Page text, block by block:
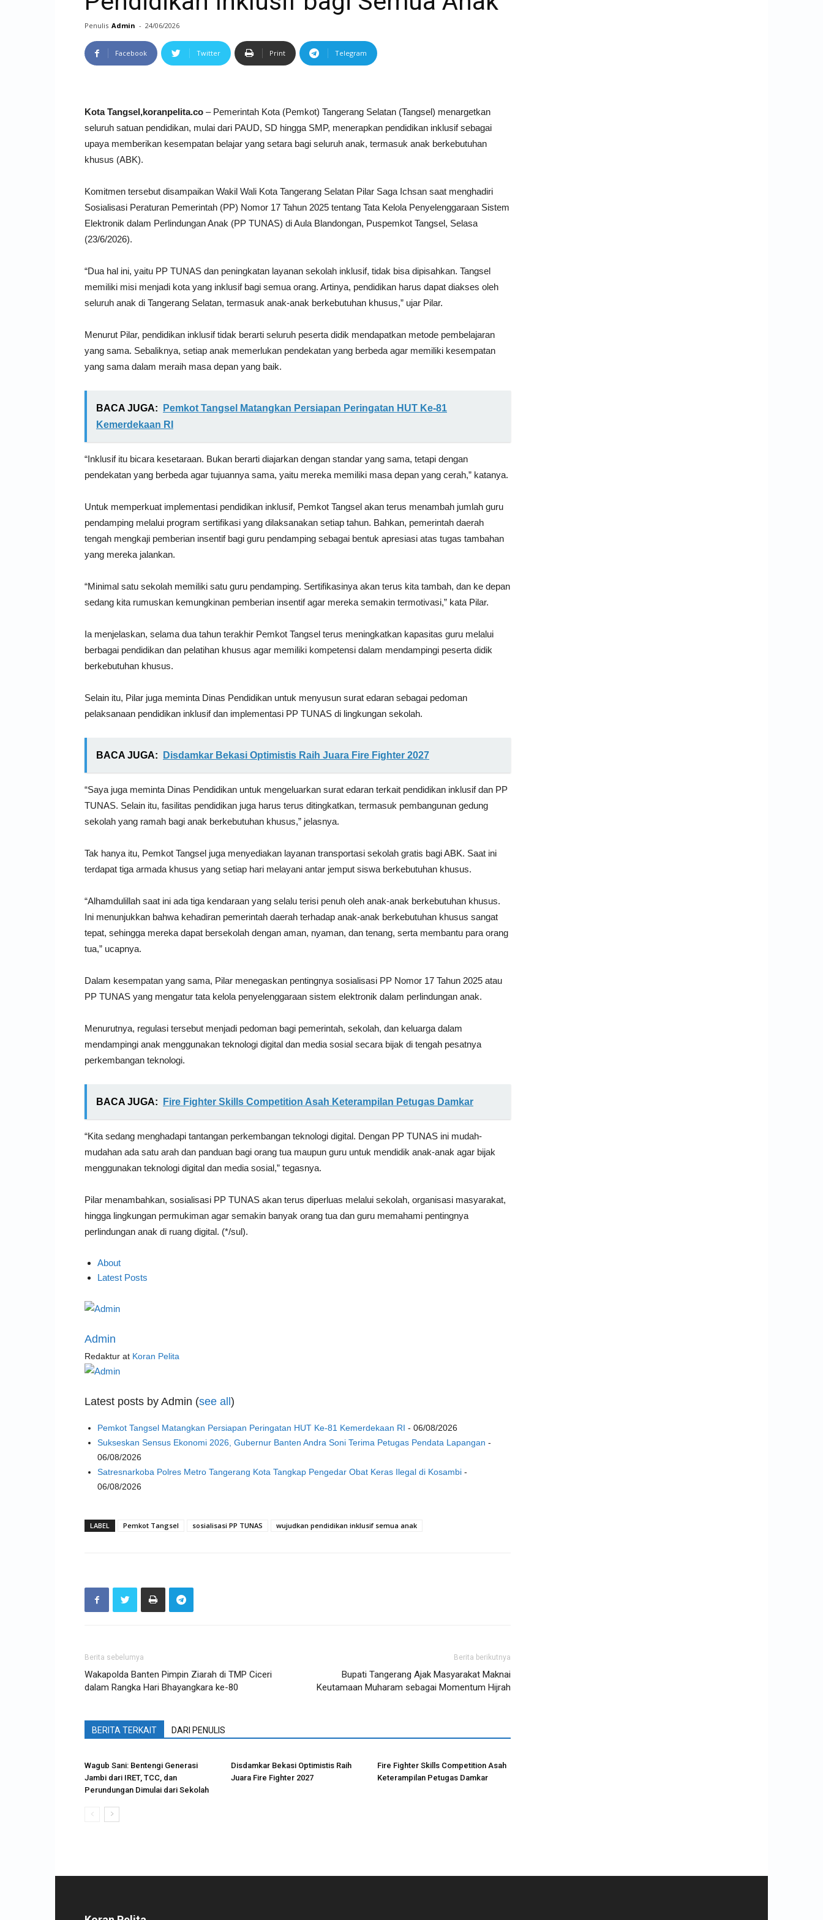
Penulis Admin - 24/06/2026
Facebook Twitter Print Telegram
Kota Tangsel,koranpelita.co – Pemerintah Kota (Pemkot) Tangerang Selatan (Tangsel) menargetkan
seluruh satuan pendidikan, mulai dari PAUD, SD hingga SMP, menerapkan pendidikan inklusif sebagai
upaya memberikan kesempatan belajar yang setara bagi seluruh anak, termasuk anak berkebutuhan
khusus (ABK).
Komitmen tersebut disampaikan Wakil Wali Kota Tangerang Selatan Pilar Saga Ichsan saat menghadiri
Sosialisasi Peraturan Pemerintah (PP) Nomor 17 Tahun 2025 tentang Tata Kelola Penyelenggaraan Sistem
Elektronik dalam Perlindungan Anak (PP TUNAS) di Aula Blandongan, Puspemkot Tangsel, Selasa
(23/6/2026).
“Dua hal ini, yaitu PP TUNAS dan peningkatan layanan sekolah inklusif, tidak bisa dipisahkan. Tangsel
memiliki misi menjadi kota yang inklusif bagi semua orang. Artinya, pendidikan harus dapat diakses oleh
seluruh anak di Tangerang Selatan, termasuk anak-anak berkebutuhan khusus,” ujar Pilar.
Menurut Pilar, pendidikan inklusif tidak berarti seluruh peserta didik mendapatkan metode pembelajaran
yang sama. Sebaliknya, setiap anak memerlukan pendekatan yang berbeda agar memiliki kesempatan
yang sama dalam meraih masa depan yang baik.
BACA JUGA:
Pemkot Tangsel Matangkan Persiapan Peringatan HUT Ke-81
Kemerdekaan RI
“Inklusif itu bicara kesetaraan. Bukan berarti diajarkan dengan standar yang sama, tetapi dengan
pendekatan yang berbeda agar tujuannya sama, yaitu mereka memiliki masa depan yang cerah,” katanya.
Untuk memperkuat implementasi pendidikan inklusif, Pemkot Tangsel akan terus menambah jumlah guru
pendamping melalui program sertifikasi yang dilaksanakan setiap tahun. Bahkan, pemerintah daerah
tengah mengkaji pemberian insentif bagi guru pendamping sebagai bentuk apresiasi atas tugas tambahan
yang mereka jalankan.
“Minimal satu sekolah memiliki satu guru pendamping. Sertifikasinya akan terus kita tambah, dan ke depan
sedang kita rumuskan kemungkinan pemberian insentif agar mereka semakin termotivasi,” kata Pilar.
Ia menjelaskan, selama dua tahun terakhir Pemkot Tangsel terus meningkatkan kapasitas guru melalui
berbagai pendidikan dan pelatihan khusus agar memiliki kompetensi dalam mendampingi peserta didik
berkebutuhan khusus.
Selain itu, Pilar juga meminta Dinas Pendidikan untuk menyusun surat edaran sebagai pedoman
pelaksanaan pendidikan inklusif dan implementasi PP TUNAS di lingkungan sekolah.
BACA JUGA: Disdamkar Bekasi Optimistis Raih Juara Fire Fighter 2027
“Saya juga meminta Dinas Pendidikan untuk mengeluarkan surat edaran terkait pendidikan inklusif dan PP
TUNAS. Selain itu, fasilitas pendidikan juga harus terus ditingkatkan, termasuk pembangunan gedung
sekolah yang ramah bagi anak berkebutuhan khusus,” jelasnya.
Tak hanya itu, Pemkot Tangsel juga menyediakan layanan transportasi sekolah gratis bagi ABK. Saat ini
terdapat tiga armada khusus yang setiap hari melayani antar jemput siswa berkebutuhan khusus.
“Alhamdulillah saat ini ada tiga kendaraan yang selalu terisi penuh oleh anak-anak berkebutuhan khusus.
Ini menunjukkan bahwa kehadiran pemerintah daerah terhadap anak-anak berkebutuhan khusus sangat
tepat, sehingga mereka dapat bersekolah dengan aman, nyaman, dan tenang, serta membantu para orang
tua,” ucapnya.
Dalam kesempatan yang sama, Pilar menegaskan pentingnya sosialisasi PP Nomor 17 Tahun 2025 atau
PP TUNAS yang mengatur tata kelola penyelenggaraan sistem elektronik dalam perlindungan anak.
Menurutnya, regulasi tersebut menjadi pedoman bagi pemerintah, sekolah, dan keluarga dalam
mendampingi anak menggunakan teknologi digital dan media sosial secara bijak di tengah pesatnya
perkembangan teknologi.
BACA JUGA: Fire Fighter Skills Competition Asah Keterampilan Petugas Damkar
“Kita sedang menghadapi tantangan perkembangan teknologi digital. Dengan PP TUNAS ini mudah-
mudahan ada satu arah dan panduan bagi orang tua maupun guru untuk mendidik anak-anak agar bijak
menggunakan teknologi digital dan media sosial,” tegasnya.
Pilar menambahkan, sosialisasi PP TUNAS akan terus diperluas melalui sekolah, organisasi masyarakat,
hingga lingkungan permukiman agar semakin banyak orang tua dan guru memahami pentingnya
perlindungan anak di ruang digital. (*/sul).
About
Latest Posts
Admin
Redaktur at Koran Pelita
Latest posts by Admin (see all )
Pemkot Tangsel Matangkan Persiapan Peringatan HUT Ke-81 Kemerdekaan RI - 06/08/2026
Sukseskan Sensus Ekonomi 2026, Gubernur Banten Andra Soni Terima Petugas Pendata Lapangan -
06/08/2026
Satresnarkoba Polres Metro Tangerang Kota Tangkap Pengedar Obat Keras Ilegal di Kosambi -
06/08/2026
LABEL Pemkot Tangsel sosialisasi PP TUNAS wujudkan pendidikan inklusif semua anak
Berita sebelumya
Wakapolda Banten Pimpin Ziarah di TMP Ciceri
dalam Rangka Hari Bhayangkara ke-80
Berita berikutnya
Bupati Tangerang Ajak Masyarakat Maknai
Keutamaan Muharam sebagai Momentum Hijrah
BERITA TERKAIT DARI PENULIS
Wagub Sani: Bentengi Generasi
Jambi dari IRET, TCC, dan
Perundungan Dimulai dari Sekolah
Disdamkar Bekasi Optimistis Raih
Juara Fire Fighter 2027
Fire Fighter Skills Competition Asah
Keterampilan Petugas Damkar